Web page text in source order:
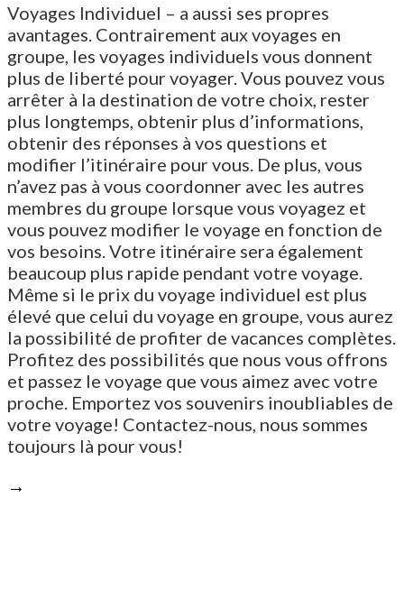
Voyages Individuel – a aussi ses propres
avantages. Contrairement aux voyages en
groupe, les voyages individuels vous donnent
plus de liberté pour voyager. Vous pouvez vous
arrêter à la destination de votre choix, rester
plus longtemps, obtenir plus d’informations,
obtenir des réponses à vos questions et
modifier l’itinéraire pour vous. De plus, vous
n’avez pas à vous coordonner avec les autres
membres du groupe lorsque vous voyagez et
vous pouvez modifier le voyage en fonction de
vos besoins. Votre itinéraire sera également
beaucoup plus rapide pendant votre voyage.
Même si le prix du voyage individuel est plus
élevé que celui du voyage en groupe, vous aurez
la possibilité de profiter de vacances complètes.
Profitez des possibilités que nous vous offrons
et passez le voyage que vous aimez avec votre
proche. Emportez vos souvenirs inoubliables de
votre voyage! Contactez-nous, nous sommes
toujours là pour vous!
→